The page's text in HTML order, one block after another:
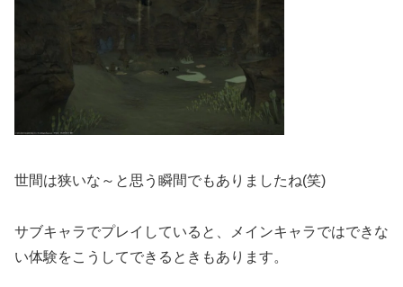
世間は狭いな～と思う瞬間でもありましたね(笑)
サブキャラでプレイしていると、メインキャラではできな
い体験をこうしてできるときもあります。